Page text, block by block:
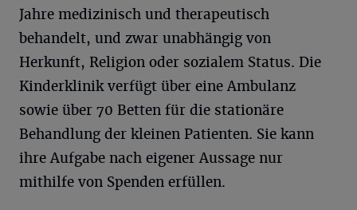
Jahre medizinisch und therapeutisch
behandelt, und zwar unabhängig von
Herkunft, Religion oder sozialem Status. Die
Kinderklinik verfügt über eine Ambulanz
sowie über 70 Betten für die stationäre
Behandlung der kleinen Patienten. Sie kann
ihre Aufgabe nach eigener Aussage nur
mithilfe von Spenden erfüllen.